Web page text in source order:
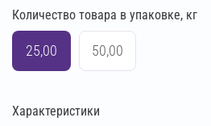
красный кремово-бежевый
кремово-жёлтый
кремовый
Количество товара в упаковке, кг
25,00 50,00
Характеристики